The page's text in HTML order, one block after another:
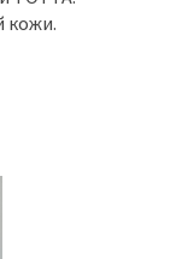
кожи.